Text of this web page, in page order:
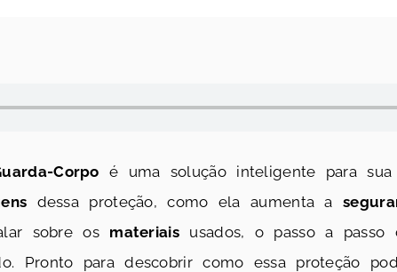
Corpo é uma solução inteligente para sua
dessa proteção, como ela aumenta a
sobre os materiais usados, o passo a passo
Pronto para descobrir como essa proteção